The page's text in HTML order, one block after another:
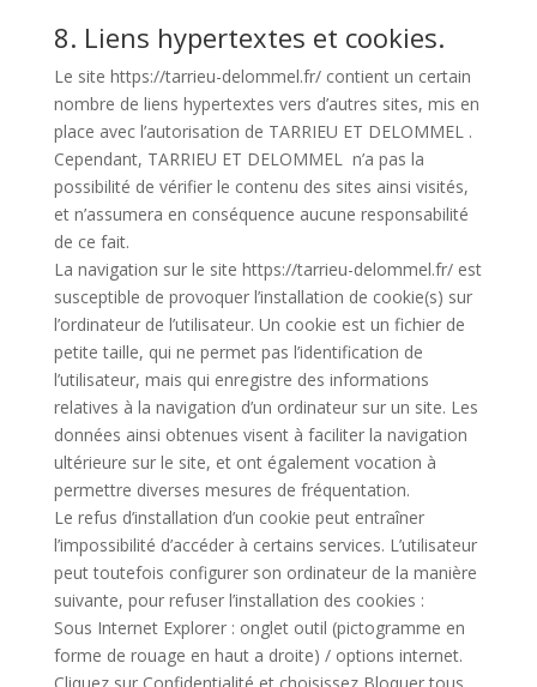
8. Liens hypertextes et cookies.
Le site https://tarrieu-delommel.fr/ contient un certain
nombre de liens hypertextes vers d’autres sites, mis en
place avec l’autorisation de TARRIEU ET DELOMMEL .
Cependant, TARRIEU ET DELOMMEL n’a pas la
possibilité de vérifier le contenu des sites ainsi visités,
et n’assumera en conséquence aucune responsabilité
de ce fait.
La navigation sur le site https://tarrieu-delommel.fr/ est
susceptible de provoquer l’installation de cookie(s) sur
l’ordinateur de l’utilisateur. Un cookie est un fichier de
petite taille, qui ne permet pas l’identification de
l’utilisateur, mais qui enregistre des informations
relatives à la navigation d’un ordinateur sur un site. Les
données ainsi obtenues visent à faciliter la navigation
ultérieure sur le site, et ont également vocation à
permettre diverses mesures de fréquentation.
Le refus d’installation d’un cookie peut entraîner
l’impossibilité d’accéder à certains services. L’utilisateur
peut toutefois configurer son ordinateur de la manière
suivante, pour refuser l’installation des cookies :
Sous Internet Explorer : onglet outil (pictogramme en
forme de rouage en haut a droite) / options internet.